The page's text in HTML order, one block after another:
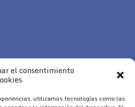
el consentimiento
utilizamos tecnologías como las